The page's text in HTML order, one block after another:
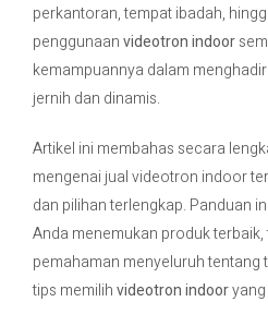
perkantoran, tempat ibadah,
penggunaanvideotron indoor
kemampuannya dalam
jernih dan dinamis.
Artikel ini membahas secara
mengenai jual videotron indoor
dan pilihan terlengkap. Panduan
Anda menemukan produk
pemahaman menyeluruh tentang
tips memilihvideotron indoor